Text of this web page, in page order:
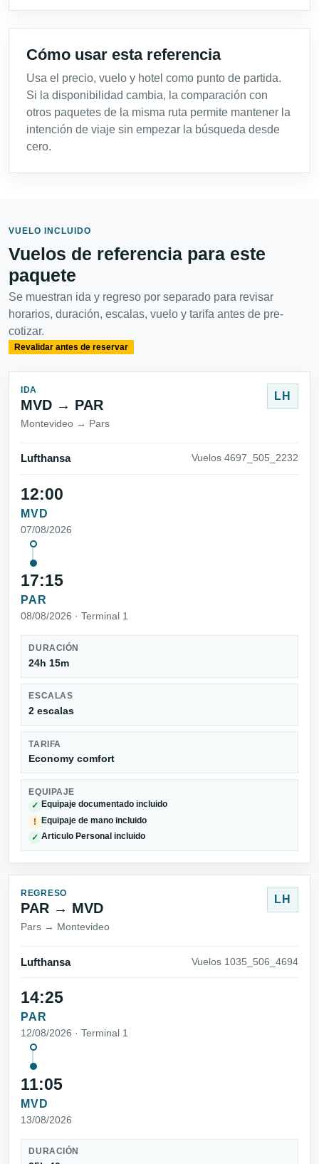
Cómo usar esta referencia
Usa el precio, vuelo y hotel como punto de partida.
Si la disponibilidad cambia, la comparación con
otros paquetes de la misma ruta permite mantener la
intención de viaje sin empezar la búsqueda desde
cero.
VUELO INCLUIDO
Vuelos de referencia para este
paquete
Se muestran ida y regreso por separado para revisar
horarios, duración, escalas, vuelo y tarifa antes de pre-
cotizar.
Revalidar antes de reservar
IDA
MVD → PAR
Montevideo → Pars
LH
Lufthansa Vuelos 4697_505_2232
12:00
MVD
07/08/2026
17:15
PAR
08/08/2026 · Terminal 1
DURACIÓN
24h 15m
ESCALAS
2 escalas
TARIFA
Economy comfort
EQUIPAJE
✓ Equipaje documentado incluido
! Equipaje de mano incluido
✓ Articulo Personal incluido
REGRESO
PAR → MVD
Pars → Montevideo
LH
Lufthansa Vuelos 1035_506_4694
14:25
PAR
12/08/2026 · Terminal 1
11:05
MVD
13/08/2026
DURACIÓN